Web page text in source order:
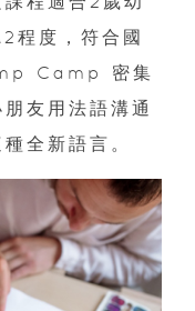
程度，符合國
Camp 密集
友用法語溝通
全新語言。